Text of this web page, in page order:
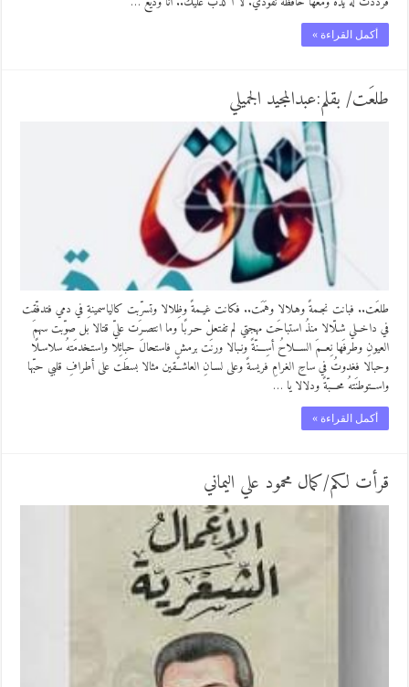
أكمل القراءة »
طلعَت/ بقلم:عبدالمجيد الجميلي
طلعَت.. فبانت نجـمةً وهـلالا وهَمَت.. فكانت غيـمةً وظِلالا وتسرّبت كالياسمينةِ في دمي فتدفّقت
في داخــلي شـلّالا منذُ استباحَت مهجتي لم تفتعلْ حـربًا وما انتصـرَت عليّ قتالا بل صوّبت سهمَ
العيونِ وطرفَها نِعــمَ الســـلاحُ أسِـــنّةً ونـبالا ورنَت برمشٍ فاستحالَ حبائِلا واستـخدمَتهُ سلاسـلًا
وحبالا فغدوتُ في ساحِ الغرامِ فريسةً وعلى لسـانِ العاشــقين مثالا بسطَت على أطرافِ قلبي حبّها
واســتوطنَتهُ محـــبّةً ودلالا يا …
أكمل القراءة »
قرأت لكم/كمال محمود علي اليماني